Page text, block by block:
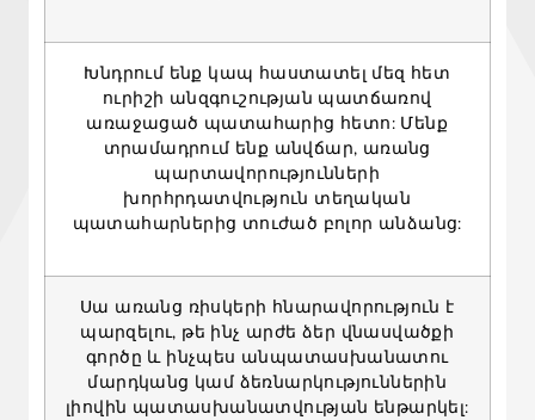
Խնդրում ենք կապ հաստատել մեզ հետ
ուրիշի անզգուշության պատճառով
առաջացած պատահարից հետո: Մենք
տրամադրում ենք անվճար, առանց
պարտավորությունների
խորհրդատվություն տեղական
պատահարներից տուժած բոլոր անձանց:
Սա առանց ռիսկերի հնարավորություն է
պարզելու, թե ինչ արժե ձեր վնասվածքի
գործը և ինչպես անպատասխանատու
մարդկանց կամ ձեռնարկություններին
լիովին պատասխանատվության ենթարկել: